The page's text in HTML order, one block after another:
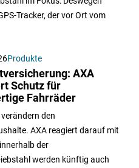
Tracker, der vor Ort vom
Produkte
AXA
Schutz für
Fahrräder
den
AXA reagiert darauf mit
der
werden künftig auch